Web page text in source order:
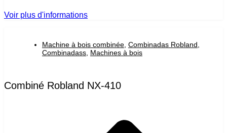
Voir plus d'informations
Machine à bois combinée Combinadas Robland
Combinadass Machines à bois
Combiné Robland NX-410